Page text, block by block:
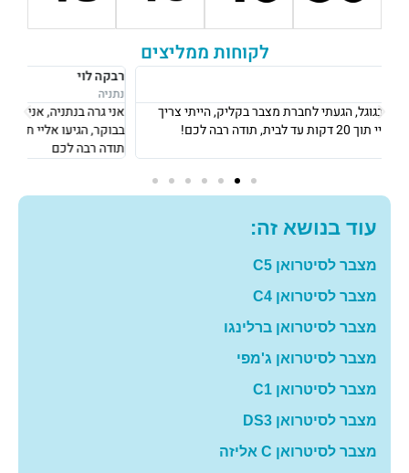
לקוחות ממליצים
אני גרה בנתניה, אני פשוט הייתי חייבת מצבר כדי לצאת לעבודה ב8
בבוקר, הגיעו אליי תוך 10 דקות והחליפו לי מצבר עם מחיר מאוד הוגן!
עוד בנושא זה:
מצבר לסיטרואן C5
מצבר לסיטרואן C4
מצבר לסיטרואן ברלינגו
מצבר לסיטרואן ג'מפי
מצבר לסיטרואן C1
מצבר לסיטרואן DS3
מצבר לסיטרואן C אליזה